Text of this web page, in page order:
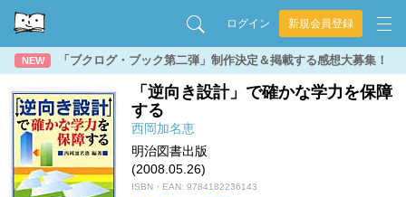
ログイン 新規会員登録
NEW 「ブクログ・ブック第二弾」制作決定＆掲載する感想大募集！
「逆向き設計」で確かな学力を保障
する
西岡加名恵
明治図書出版
(2008.05.26)
ISBN・EAN: 9784182236143